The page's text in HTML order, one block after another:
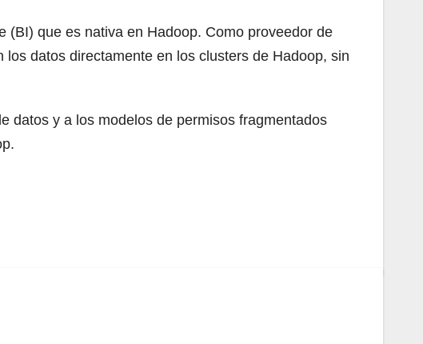
que es nativa en Hadoop. Como proveedor de
datos directamente en los clusters de Hadoop, sin
datos y a los modelos de permisos fragmentados